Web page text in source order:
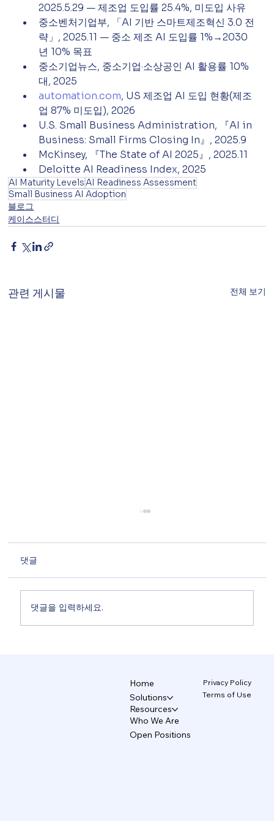
2025.5.29 — 제조업 도입률 25.4%, 미도입 사유
중소벤처기업부, 「AI 기반 스마트제조혁신 3.0 전
략」, 2025.11 — 중소 제조 AI 도입률 1%→2030
년 10% 목표
중소기업뉴스, 중소기업·소상공인 AI 활용률 10%
대, 2025
automation.com, US 제조업 AI 도입 현황(제조
업 87% 미도입), 2026
U.S. Small Business Administration, 『AI in
Business: Small Firms Closing In』, 2025.9
McKinsey, 『The State of AI 2025』, 2025.11
Deloitte AI Readiness Index, 2025
AI Maturity LevelsAI Readiness Assessment
Small Business AI Adoption
블로그
케이스스터디
관련 게시물 전체 보기
댓글
댓글을 입력하세요.
Home
Solutions
Resources
Who We Are
Open Positions
Privacy Policy
Terms of Use